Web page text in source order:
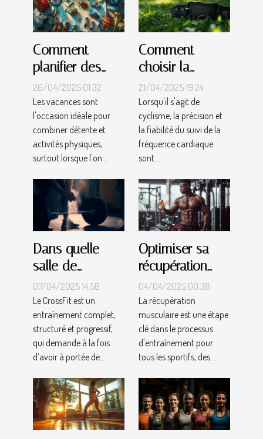
Comment
planifier des
vacances
multisports
pour toute la
famille
26/04/2025 01:32
Les vacances sont
l'occasion idéale pour
combiner détente et
activités physiques,
surtout lorsque l'on...
Comment
choisir la
meilleure
ceinture
cardiaque pour
le cyclisme
21/04/2025 19:24
Lorsqu'il s'agit de
cyclisme, la précision et
la fiabilité du suivi de la
fréquence cardiaque
sont...
Dans quelle
salle de
musculation
faire ses
entraînements
de CrossFit au
Mans ?
07/04/2025 14:58
Le CrossFit est un
entraînement complet,
structuré et progressif,
qui demande à la fois
d’avoir à portée de...
Optimiser sa
récupération
musculaire
avec des
compléments
adaptés
04/04/2025 00:38
La récupération
musculaire est une étape
clé dans le processus
d'entraînement pour
tous les sportifs, des...